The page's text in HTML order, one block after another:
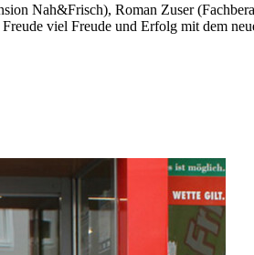
Nah&Frisch), Roman Zuser
viel Freude und Erfolg mit dem